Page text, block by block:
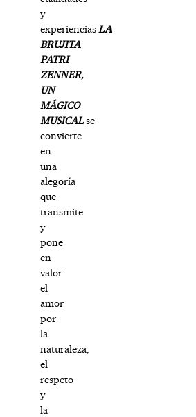
y
experiencias LA
BRUJITA
PATRI
ZENNER,
UN
MÁGICO
MUSICALse
convierte
en
una
alegoría
que
transmite
y
pone
en
valor
el
amor
por
la
naturaleza,
el
respeto
y
la